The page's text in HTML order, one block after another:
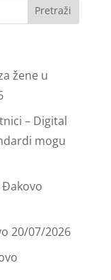
žene u
– Digital
mogu
Đakovo
20/07/2026